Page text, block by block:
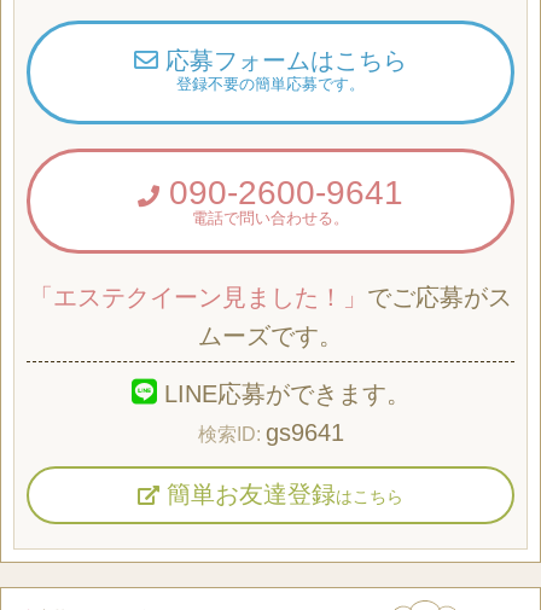
応募フォームはこちら
登録不要の簡単応募です。
090-2600-9641
電話で問い合わせる。
「エステクイーン見ました！」 でご応募がス
ムーズです。
LINE応募ができます。
gs9641
簡単お友達登録はこちら